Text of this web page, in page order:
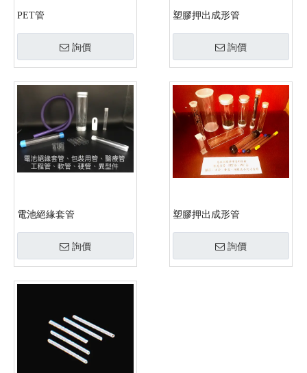
PET管
詢價
塑膠押出成形管
詢價
電池絕緣套管
詢價
塑膠押出成形管
詢價